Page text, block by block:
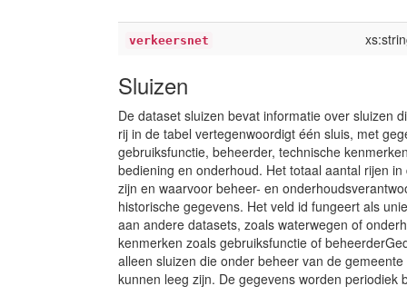
verkeersnet
Sluizen
De dataset sluizen bevat informatie over sluizen
rij in de tabel vertegenwoordigt één sluis, met
gebruiksfunctie, beheerder, technische
bediening en onderhoud. Het totaal aantal rijen
zijn en waarvoor beheer- en
historische gegevens. Het veld id fungeert als
aan andere datasets, zoals waterwegen of
kenmerken zoals gebruiksfunctie of
alleen sluizen die onder beheer van de
kunnen leeg zijn. De gegevens worden